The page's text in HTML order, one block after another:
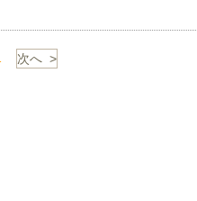
次へ >